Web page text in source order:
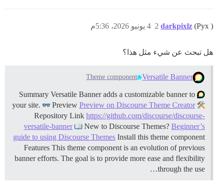
darkpixlz (Pyx ) 4 يونيو 2026، 5:36م 2
هل تبحث عن شيء مثل هذا؟
Versatile Banner
Theme component
Summary Versatile Banner adds a customizable banner to
your site.
Preview Preview on Discourse Theme Creator
Repository Link https://github.com/discourse/discourse-
versatile-banner
New to Discourse Themes? Beginner’s
guide to using Discourse Themes Install this theme component
Features This theme component is an evolution of previous
banner efforts. The goal is to provide more ease and flexibility
through the use…